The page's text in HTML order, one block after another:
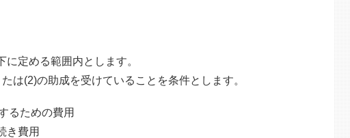
定める範囲内とします。
は(2)の助成を受けていることを条件とします。
るための費用
費用